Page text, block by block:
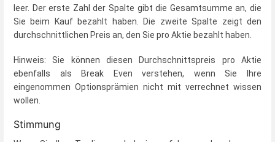
leer. Der erste Zahl der Spalte gibt die Gesamtsumme an, die
Sie beim Kauf bezahlt haben. Die zweite Spalte zeigt den
durchschnittlichen Preis an, den Sie pro Aktie bezahlt haben.
Hinweis: Sie können diesen Durchschnittspreis pro Aktie
ebenfalls als Break Even verstehen, wenn Sie Ihre
eingenommen Optionsprämien nicht mit verrechnet wissen
wollen.
Stimmung